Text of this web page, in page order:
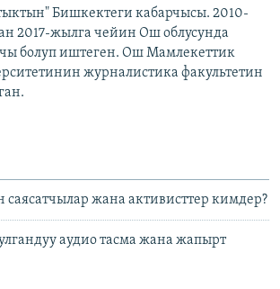
Бишкектеги кабарчысы. 2010-
2017-жылга чейин Ош облусунда
болуп иштеген. Ош Мамлекеттик
журналистика факультетин
жана активисттер кимдер?
аудио тасма жана жапырт